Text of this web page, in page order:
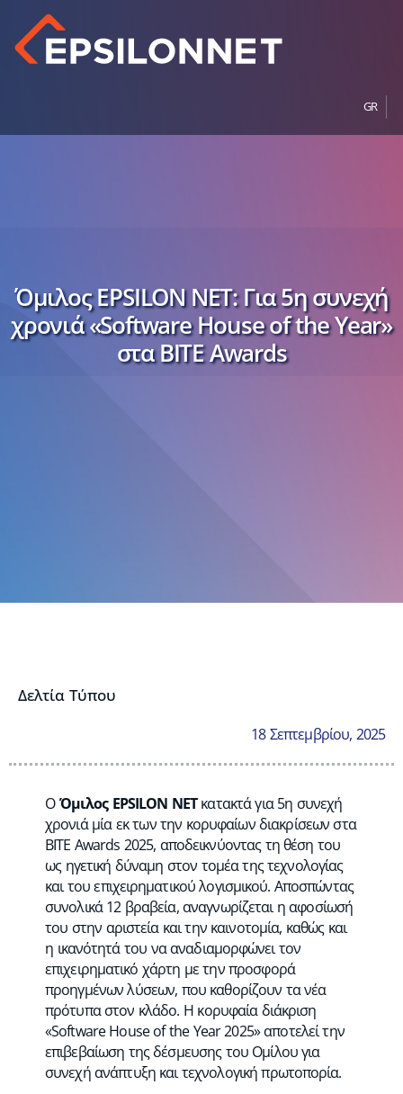
GR
Όμιλος EPSILON NET: Για 5η συνεχή
χρονιά «Software House of the Year»
στα BITE Awards
Δελτία Τύπου
18 Σεπτεμβρίου, 2025
ΟΌμιλος EPSILON NETκατακτά για 5η συνεχή
χρονιά μία εκ των την κορυφαίων διακρίσεων στα
BITE Awards 2025, αποδεικνύοντας τη θέση του
ως ηγετική δύναμη στον τομέα της τεχνολογίας
και του επιχειρηματικού λογισμικού. Αποσπώντας
συνολικά 12 βραβεία, αναγνωρίζεται η αφοσίωσή
του στην αριστεία και την καινοτομία, καθώς και
η ικανότητά του να αναδιαμορφώνει τον
επιχειρηματικό χάρτη με την προσφορά
προηγμένων λύσεων, που καθορίζουν τα νέα
πρότυπα στον κλάδο. Η κορυφαία διάκριση
«Software House of the Year 2025» αποτελεί την
επιβεβαίωση της δέσμευσης του Ομίλου για
συνεχή ανάπτυξη και τεχνολογική πρωτοπορία.